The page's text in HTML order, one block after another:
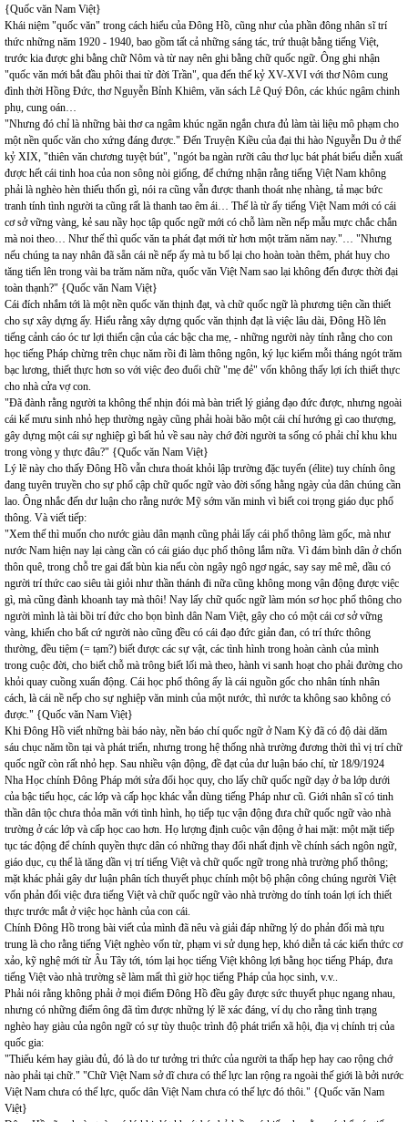
{Quốc văn Nam Việt}
Khái niệm "quốc văn" trong cách hiểu của Đông Hồ, cũng như của phần đông nhân sĩ trí
thức những năm 1920 - 1940, bao gồm tất cả những sáng tác, trứ thuật bằng tiếng Việt,
trước kia được ghi bằng chữ Nôm và từ nay nên ghi bằng chữ quốc ngữ. Ông ghi nhận
"quốc văn mới bắt đầu phôi thai từ đời Trần", qua đến thế kỷ XV-XVI với thơ Nôm cung
đình thời Hồng Đức, thơ Nguyễn Bỉnh Khiêm, văn sách Lê Quý Đôn, các khúc ngâm chinh
phụ, cung oán…
"Nhưng đó chỉ là những bài thơ ca ngâm khúc ngăn ngắn chưa đủ làm tài liệu mô phạm cho
một nền quốc văn cho xứng đáng được." Đến Truyện Kiều của đại thi hào Nguyễn Du ở thế
kỷ XIX, "thiên văn chương tuyệt bút", "ngót ba ngàn rưỡi câu thơ lục bát phát biểu diễn xuất
được hết cái tinh hoa của non sông nòi giống, để chứng nhận rằng tiếng Việt Nam không
phải là nghèo hèn thiếu thốn gì, nói ra cũng vẫn được thanh thoát nhẹ nhàng, tả mạc bức
tranh tính tình người ta cũng rất là thanh tao êm ái… Thế là từ ấy tiếng Việt Nam mới có cái
cơ sở vững vàng, kẻ sau nầy học tập quốc ngữ mới có chỗ làm nền nếp mẫu mực chắc chắn
mà noi theo… Như thế thì quốc văn ta phát đạt mới từ hơn một trăm năm nay."… "Nhưng
nếu chúng ta nay nhân đã sẵn cái nề nếp ấy mà tu bổ lại cho hoàn toàn thêm, phát huy cho
tăng tiến lên trong vài ba trăm năm nữa, quốc văn Việt Nam sao lại không đến được thời đại
toàn thạnh?" {Quốc văn Nam Việt}
Cái đích nhắm tới là một nền quốc văn thịnh đạt, và chữ quốc ngữ là phương tiện cần thiết
cho sự xây dựng ấy. Hiểu rằng xây dựng quốc văn thịnh đạt là việc lâu dài, Đông Hồ lên
tiếng cảnh cáo óc tư lợi thiển cận của các bậc cha mẹ, - những người này tính rằng cho con
học tiếng Pháp chừng trên chục năm rồi đi làm thông ngôn, ký lục kiếm mỗi tháng ngót trăm
bạc lương, thiết thực hơn so với việc đeo đuổi chữ "mẹ đẻ" vốn không thấy lợi ích thiết thực
cho nhà cửa vợ con.
"Đã đành rằng người ta không thể nhịn đói mà bàn triết lý giảng đạo đức được, nhưng ngoài
cái kế mưu sinh nhỏ hẹp thường ngày cũng phải hoài bão một cái chí hướng gì cao thượng,
gây dựng một cái sự nghiệp gì bất hủ về sau này chớ đời người ta sống có phải chỉ khu khu
trong vòng y thực đâu?" {Quốc văn Nam Việt}
Lý lẽ này cho thấy Đông Hồ vẫn chưa thoát khỏi lập trường đặc tuyển (élite) tuy chính ông
đang tuyên truyền cho sự phổ cập chữ quốc ngữ vào đời sống hằng ngày của dân chúng cần
lao. Ông nhắc đến dư luận cho rằng nước Mỹ sớm văn minh vì biết coi trọng giáo dục phổ
thông. Và viết tiếp:
"Xem thế thì muốn cho nước giàu dân mạnh cũng phải lấy cái phổ thông làm gốc, mà như
nước Nam hiện nay lại càng cần có cái giáo dục phổ thông lắm nữa. Vì đám bình dân ở chốn
thôn quê, trong chỗ tre gai đất bùn kia nếu còn ngây ngô ngơ ngác, say say mê mê, dầu có
người trí thức cao siêu tài giỏi như thần thánh đi nữa cũng không mong vận động được việc
gì, mà cũng đành khoanh tay mà thôi! Nay lấy chữ quốc ngữ làm món sơ học phổ thông cho
người mình là tài bồi trí đức cho bọn bình dân Nam Việt, gây cho có một cái cơ sở vững
vàng, khiến cho bất cứ người nào cũng đều có cái đạo đức giản đan, có trí thức thông
thường, đều tiệm (= tạm?) biết được các sự vật, các tình hình trong hoàn cành của mình
trong cuộc đời, cho biết chỗ mà trông biết lối mà theo, hành vi sanh hoạt cho phải đường cho
khỏi quay cuồng xuẩn động. Cái học phổ thông ấy là cái nguồn gốc cho nhân tính nhân
cách, là cái nề nếp cho sự nghiệp văn minh của một nước, thì nước ta không sao không có
được." {Quốc văn Nam Việt}
Khi Đông Hồ viết những bài báo này, nền báo chí quốc ngữ ở Nam Kỳ đã có độ dài dăm
sáu chục năm tồn tại và phát triển, nhưng trong hệ thống nhà trường đương thời thì vị trí chữ
quốc ngữ còn rất nhỏ hẹp. Sau nhiều vận động, đề đạt của dư luận báo chí, từ 18/9/1924
Nha Học chính Đông Pháp mới sửa đổi học quy, cho lấy chữ quốc ngữ dạy ở ba lớp dưới
của bậc tiểu học, các lớp và cấp học khác vẫn dùng tiếng Pháp như cũ. Giới nhân sĩ có tinh
thần dân tộc chưa thỏa mãn với tình hình, họ tiếp tục vận động đưa chữ quốc ngữ vào nhà
trường ở các lớp và cấp học cao hơn. Họ lượng định cuộc vận động ở hai mặt: một mặt tiếp
tục tác động để chính quyền thực dân có những thay đổi nhất định về chính sách ngôn ngữ,
giáo dục, cụ thể là tăng dần vị trí tiếng Việt và chữ quốc ngữ trong nhà trường phổ thông;
mặt khác phải gây dư luận phân tích thuyết phục chính một bộ phận công chúng người Việt
vốn phản đối việc đưa tiếng Việt và chữ quốc ngữ vào nhà trường do tính toán lợi ích thiết
thực trước mắt ở việc học hành của con cái.
Chính Đông Hồ trong bài viết của mình đã nêu và giải đáp những lý do phản đối mà tựu
trung là cho rằng tiếng Việt nghèo vốn từ, phạm vi sử dụng hẹp, khó diễn tả các kiến thức cơ
xảo, kỹ nghệ mới từ Âu Tây tới, tóm lại học tiếng Việt không lợi bằng học tiếng Pháp, đưa
tiếng Việt vào nhà trường sẽ làm mất thì giờ học tiếng Pháp của học sinh, v.v..
Phải nói rằng không phải ở mọi điểm Đông Hồ đều gây được sức thuyết phục ngang nhau,
nhưng có những điểm ông đã tìm được những lý lẽ xác đáng, ví dụ cho rằng tình trạng
nghèo hay giàu của ngôn ngữ có sự tùy thuộc trình độ phát triển xã hội, địa vị chính trị của
quốc gia:
"Thiếu kém hay giàu đủ, đó là do tư tưởng tri thức của người ta thấp hẹp hay cao rộng chớ
nào phải tại chữ." "Chữ Việt Nam sở dĩ chưa có thế lực lan rộng ra ngoài thế giới là bởi nước
Việt Nam chưa có thế lực, quốc dân Việt Nam chưa có thế lực đó thôi." {Quốc văn Nam
Việt}